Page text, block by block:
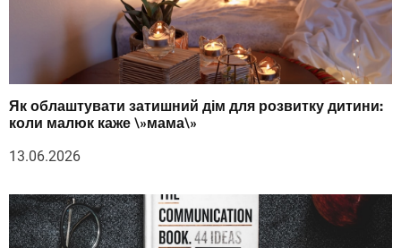
Як облаштувати затишний дім для розвитку дитини:
коли малюк каже \»мама\»
13.06.2026